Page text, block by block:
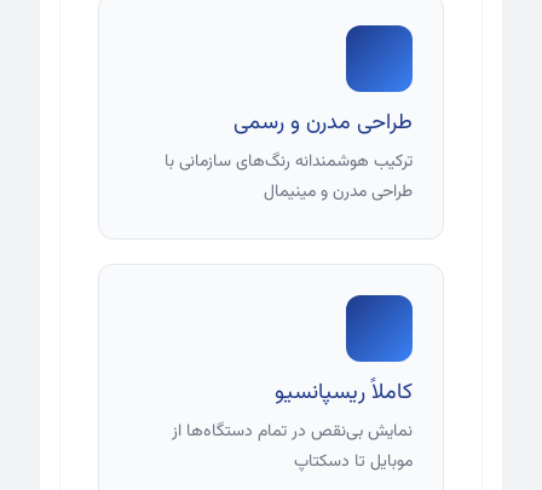
طراحی مدرن و رسمی
ترکیب هوشمندانه رنگ‌های سازمانی با
طراحی مدرن و مینیمال
کاملاً ریسپانسیو
نمایش بی‌نقص در تمام دستگاه‌ها از
موبایل تا دسکتاپ